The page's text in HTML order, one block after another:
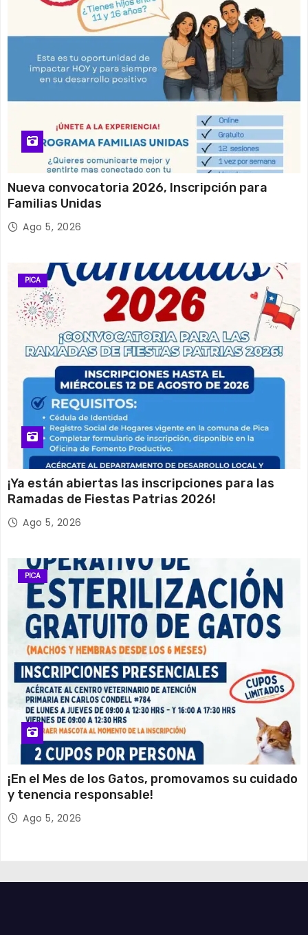
Nueva convocatoria 2026, Inscripción para
Familias Unidas
Ago 5, 2026
PICA
¡Ya están abiertas las inscripciones para las
Ramadas de Fiestas Patrias 2026!
Ago 5, 2026
PICA
¡En el Mes de los Gatos, promovamos su cuidado
y tenencia responsable!
Ago 5, 2026